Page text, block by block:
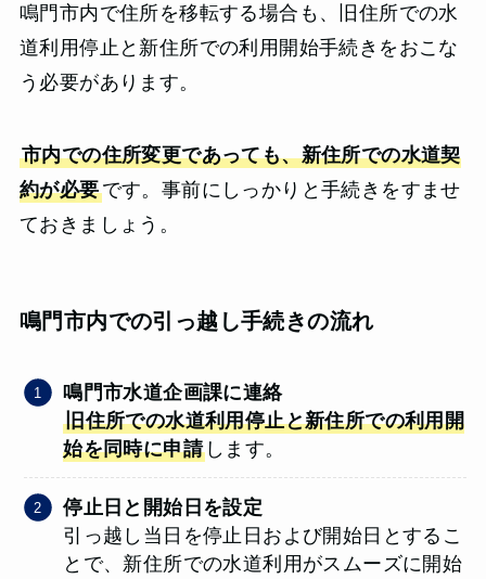
鳴門市内で住所を移転する場合も、旧住所での水
道利用停止と新住所での利用開始手続きをおこな
う必要があります。
市内での住所変更であっても、新住所での水道契
約が必要です。事前にしっかりと手続きをすませ
ておきましょう。
鳴門市内での引っ越し手続きの流れ
鳴門市水道企画課に連絡
旧住所での水道利用停止と新住所での利用開
始を同時に申請 します。
停止日と開始日を設定
引っ越し当日を停止日および開始日とするこ
とで、新住所での水道利用がスムーズに開始